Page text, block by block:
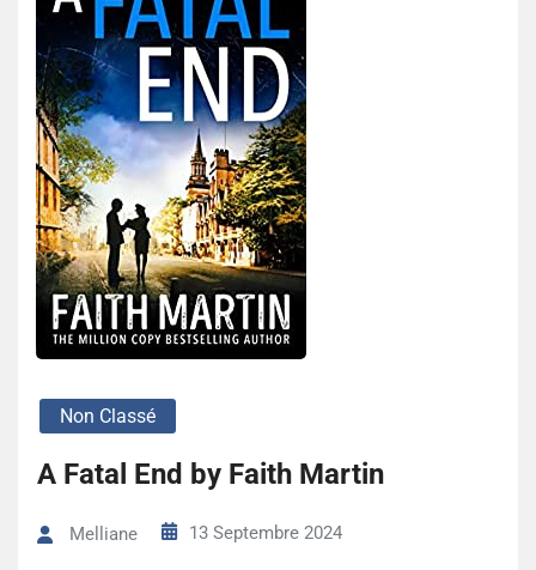
Non Classé
A Fatal End by Faith Martin
Melliane 13 Septembre 2024